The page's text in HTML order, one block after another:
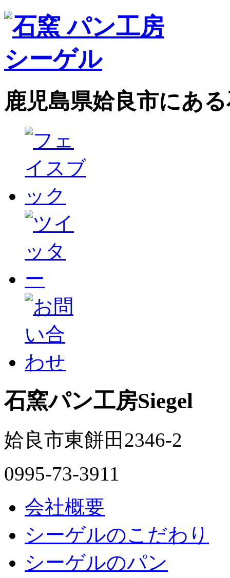
鹿児島県姶良市にあ
石窯パン工房Siegel
姶良市東餅田2346-2
0995-73-3911
会社概要
シーゲルのこだわり
シーゲルのパン